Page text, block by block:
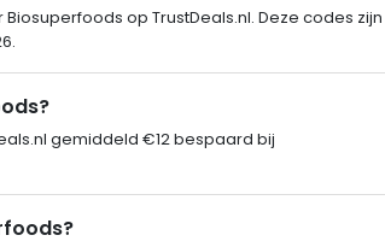
op TrustDeals.nl. Deze codes zijn
gemiddeld €12 bespaard bij